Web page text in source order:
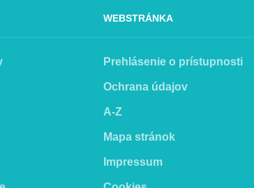
WEBSTRÁNKA
Prehlásenie o prístupnosti
Ochrana údajov
A-Z
Mapa stránok
Impressum